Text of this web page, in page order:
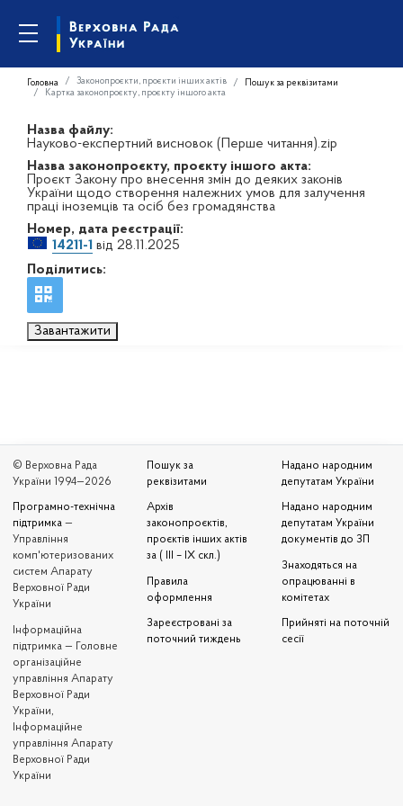
Головна Законопроєкти, проєкти інших актів
Пошук за реквізитами
Картка законопроєкту, проєкту іншого акта
Назва файлу:
Науково-експертний висновок (Перше читання).zip
Назва законопроєкту, проєкту іншого акта:
Проєкт Закону про внесення змін до деяких законів
України щодо створення належних умов для залучення
праці іноземців та осіб без громадянства
Номер, дата реєстрації:
14211-1 від 28.11.2025
Поділитись:
Завантажити
© Верховна Рада
України 1994—2026
Програмно-технічна
підтримка —
Управління
комп'ютеризованих
систем Апарату
Верховної Ради
України
Iнформаційна
підтримка — Головне
організаційне
управління Апарату
Верховної Ради
України,
Інформаційне
управління Апарату
Верховної Ради
України
Пошук за
реквізитами
Архів
законопроєктів,
проєктів інших актів
за ( III – IX скл.)
Правила
оформлення
Зареєстровані за
поточний тиждень
Надано народним
депутатам України
Надано народним
депутатам України
документів до ЗП
Знаходяться на
опрацюванні в
комітетах
Прийняті на поточній
сесії